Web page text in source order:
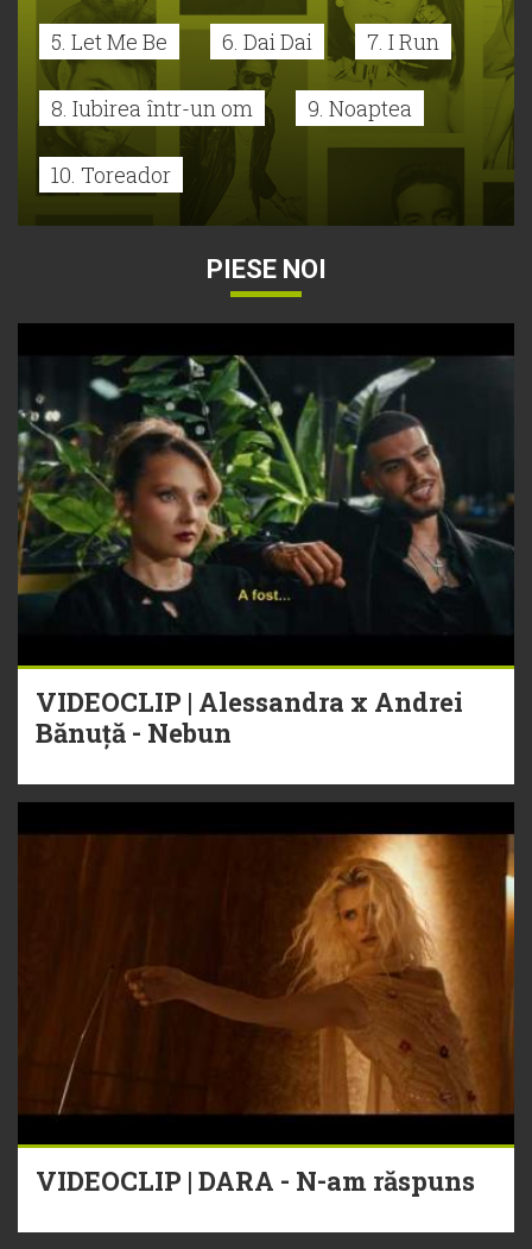
5. Let Me Be 6. Dai Dai 7. I Run
8. Iubirea într-un om 9. Noaptea
10. Toreador
PIESE NOI
VIDEOCLIP | Alessandra x Andrei
Bănuță - Nebun
VIDEOCLIP | DARA - N-am răspuns